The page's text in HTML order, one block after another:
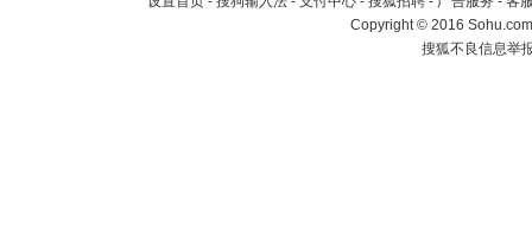
Copyright©2016
搜狐不良信息举